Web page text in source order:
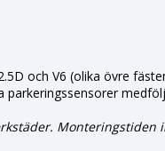
och V6 (olika övre
parkeringssensorer
Monteringstiden